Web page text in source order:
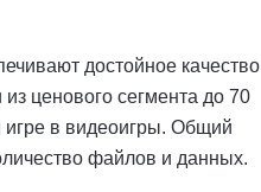
достойное качество
ценового сегмента до 70
игре в видеоигры. Общий
файлов и данных.